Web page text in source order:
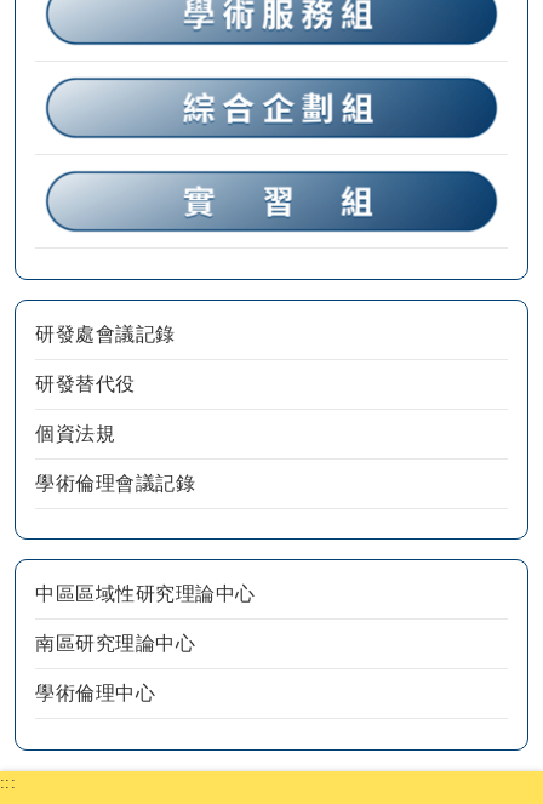
研發處會議記錄
研發替代役
個資法規
學術倫理會議記錄
中區區域性研究理論中心
南區研究理論中心
學術倫理中心
:::